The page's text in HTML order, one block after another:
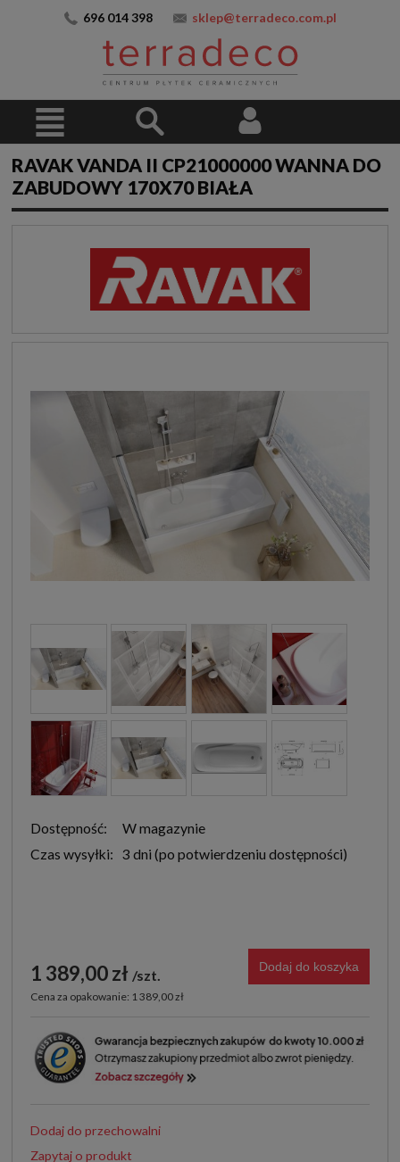
696 014 398 sklep@terradeco.com.pl
RAVAK VANDA II CP21000000 WANNA DO
ZABUDOWY 170X70 BIAŁA
Dostępność:
W magazynie
Czas wysyłki: 3 dni
1 389,00 zł szt.
Cena za opakowanie: 1 389,00 zł
Dodaj do koszyka
Dodaj do przechowalni
Zapytaj o produkt